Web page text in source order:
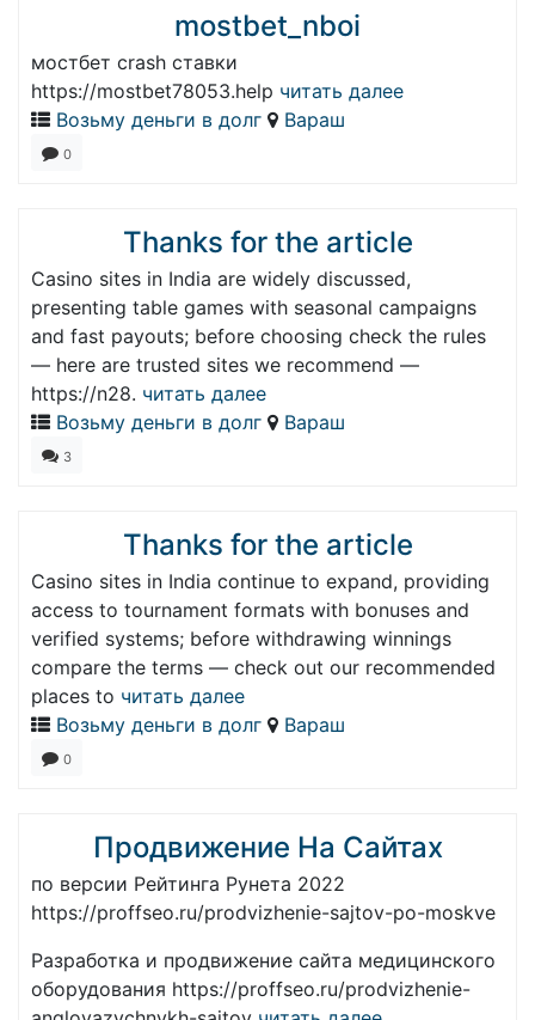
mostbet_nboi
мостбет crash ставки
https://mostbet78053.help читать далее
Возьму деньги в долг
Вараш
0
Thanks for the article
Casino sites in India are widely discussed,
presenting table games with seasonal campaigns
and fast payouts; before choosing check the rules
— here are trusted sites we recommend —
https://n28. читать далее
Возьму деньги в долг
Вараш
3
Thanks for the article
Casino sites in India continue to expand, providing
access to tournament formats with bonuses and
verified systems; before withdrawing winnings
compare the terms — check out our recommended
places to читать далее
Возьму деньги в долг
Вараш
0
Продвижение На Сайтах
по версии Рейтинга Рунета 2022
https://proffseo.ru/prodvizhenie-sajtov-po-moskve
Разработка и продвижение сайта медицинского
оборудования https://proffseo.ru/prodvizhenie-